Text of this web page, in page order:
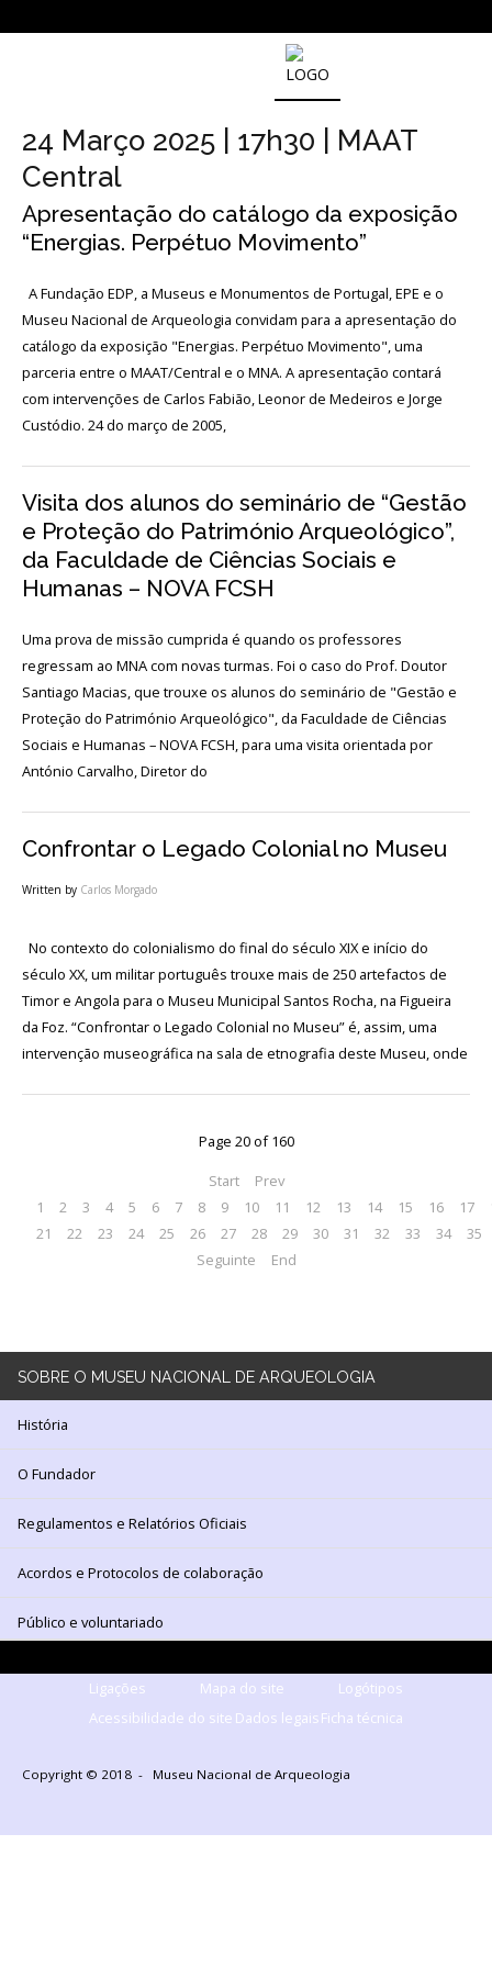
MUSEU
NACIONAL
DE
ARQUEOLOGIA
História
Fundador
Regulamentos
e
Relatórios
Acordos
e
Protocolos
de
colaboração
voluntariado
Início
O
EXTERNA
ANOS
DO
MNA
Exposições
LOJA
24 Março 2025 | 17h30 | MAAT
Central
Apresentação do catálogo da exposição
“Energias. Perpétuo Movimento”
A Fundação EDP, a Museus e Monumentos de Portugal, EPE e o
Museu Nacional de Arqueologia convidam para a apresentação do
catálogo da exposição "Energias. Perpétuo Movimento", uma
parceria entre o MAAT/Central e o MNA. A apresentação contará
com intervenções de Carlos Fabião, Leonor de Medeiros e Jorge
Custódio. 24 do março de 2005,
Visita dos alunos do seminário de “Gestão
e Proteção do Património Arqueológico”,
da Faculdade de Ciências Sociais e
Humanas – NOVA FCSH
Uma prova de missão cumprida é quando os professores
regressam ao MNA com novas turmas. Foi o caso do Prof. Doutor
Santiago Macias, que trouxe os alunos do seminário de "Gestão e
Proteção do Património Arqueológico", da Faculdade de Ciências
Sociais e Humanas – NOVA FCSH, para uma visita orientada por
António Carvalho, Diretor do
Confrontar o Legado Colonial no Museu
Written by Carlos Morgado
No contexto do colonialismo do final do século XIX e início do
século XX, um militar português trouxe mais de 250 artefactos de
Timor e Angola para o Museu Municipal Santos Rocha, na Figueira
da Foz. “Confrontar o Legado Colonial no Museu” é, assim, uma
intervenção museográfica na sala de etnografia deste Museu, onde
Page 20 of 160
Start
Prev
1
2 3 4 5 6 7 8 9 10 11 12 13 14 15 16 17
21
22 23 24 25 26 27 28 29 30 31 32 33 34
35
Seguinte
End
SOBRE O MUSEU NACIONAL DE ARQUEOLOGIA
História
O Fundador
Regulamentos e Relatórios Oficiais
Acordos e Protocolos de colaboração
Público e voluntariado
Ligações Mapa do site
Logótipos
Acessibilidade do site Dados legaisFicha técnica
Copyright © 2018 - Museu Nacional de Arqueologia